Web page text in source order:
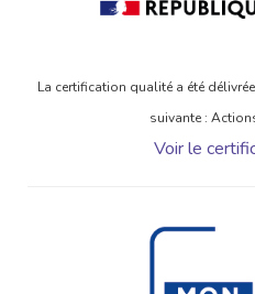
La certification qualité a été
suivante :
Voir le